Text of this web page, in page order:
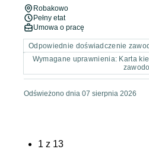
Robakowo
Pełny etat
Umowa o pracę
Odpowiednie doświadczenie
Wymagane uprawnienia: Karta
Odświeżono dnia 07 sierpnia 2026
1 z 13